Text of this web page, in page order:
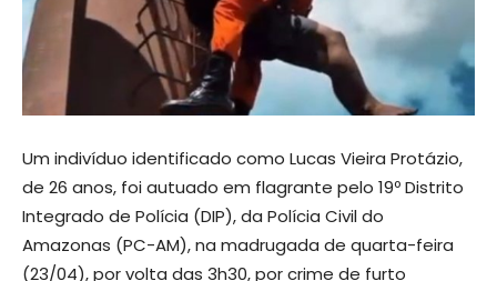
Um indivíduo identificado como Lucas Vieira Protázio,
de 26 anos, foi autuado em flagrante pelo 19º Distrito
Integrado de Polícia (DIP), da Polícia Civil do
Amazonas (PC-AM), na madrugada de quarta-feira
(23/04), por volta das 3h30, por crime de furto